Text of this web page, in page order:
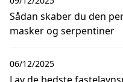
Sådan skaber du den
masker og serpentiner
06/12/2025